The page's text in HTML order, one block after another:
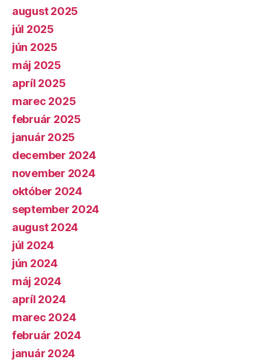
august 2025
júl 2025
jún 2025
máj 2025
apríl 2025
marec 2025
február 2025
január 2025
december 2024
november 2024
október 2024
september 2024
august 2024
júl 2024
jún 2024
máj 2024
apríl 2024
marec 2024
február 2024
január 2024